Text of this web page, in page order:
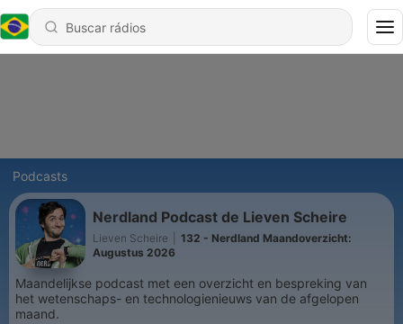
Podcasts
Nerdland Podcast de Lieven Scheire
Lieven Scheire
132 - Nerdland Maandoverzicht:
Augustus 2026
Maandelijkse podcast met een overzicht en bespreking van
het wetenschaps- en technologienieuws van de afgelopen
maand.